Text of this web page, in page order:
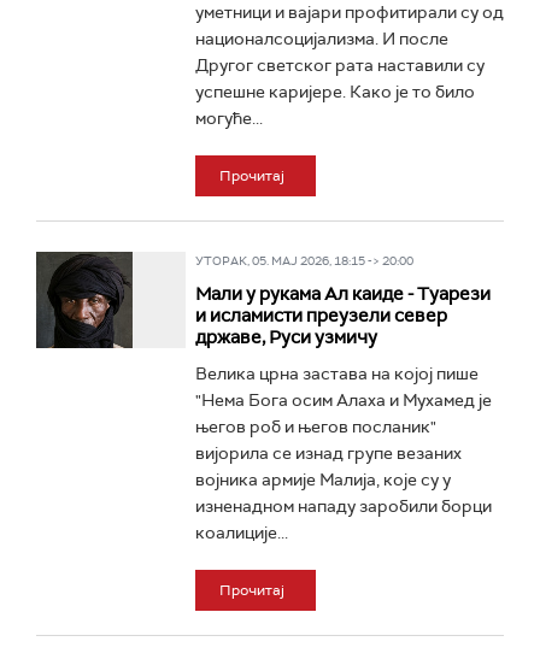
уметници и вајари профитирали су од
националсоцијализма. И после
Другог светског рата наставили су
успешне каријере. Како је то било
могуће...
Прочитај
УТОРАК, 05. МАЈ 2026, 18:15 -> 20:00
Мали у рукама Ал каиде - Туарези
и исламисти преузели север
државе, Руси узмичу
Велика црна застава на којој пише
"Нема Бога осим Алаха и Мухамед је
његов роб и његов посланик"
вијорила се изнад групе везаних
војника армије Малија, које су у
изненадном нападу заробили борци
коалиције...
Прочитај